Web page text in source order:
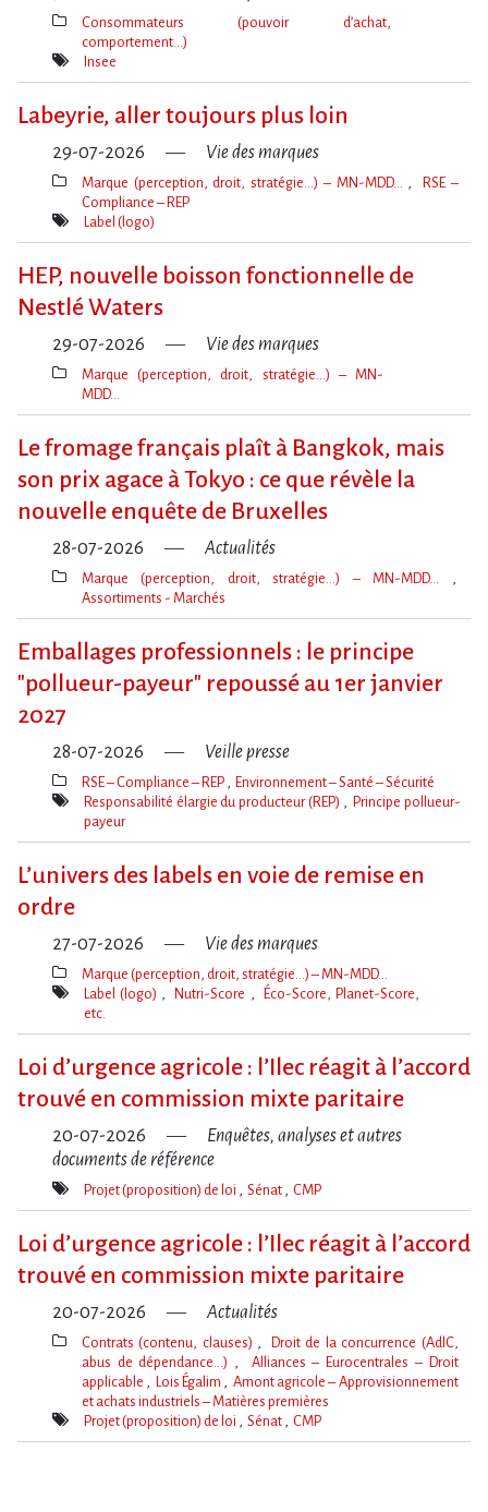
Thèmes(s)
Consommateurs (pouvoir d’achat,
comportement…)
Mot(s)-
Insee
Labeyrie, aller toujours plus loin
29-07-2026 Vie des marques
Thèmes(s)
Marque (perception, droit, stratégie…) – MN-MDD…
RSE –
Compliance – REP
Mot(s)-
Label (logo)
HEP, nouvelle boisson fonctionnelle de
Nestlé Waters
29-07-2026 Vie des marques
Thèmes(s)
Marque (perception, droit, stratégie…) – MN-
MDD…
Le fromage français plaît à Bangkok, mais
son prix agace à Tokyo : ce que révèle la
nouvelle enquête de Bruxelles
28-07-2026 Actualités
Thèmes(s)
Marque (perception, droit, stratégie…) – MN-MDD…
Assortiments - Marchés
Emballages professionnels : le principe
"pollueur-payeur" repoussé au 1er janvier
2027
28-07-2026 Veille presse
Thèmes(s)
RSE – Compliance – REP Environnement – Santé – Sécurité
Mot(s)-
Responsabilité élargie du producteur (REP)
Principe pollueur-
payeur
L’univers des labels en voie de remise en
ordre
27-07-2026 Vie des marques
Thèmes(s)
Marque (perception, droit, stratégie…) – MN-MDD…
Mot(s)-
Label (logo) Nutri-Score
Éco-Score, Planet-Score,
etc.
Loi d​‌’urgence agricole : l​‌’Ilec réagit à l​‌’accord
trouvé en commission mixte paritaire
20-07-2026
Enquêtes, analyses et autres
documents de référence
Mot(s)-
Projet (proposition) de loi Sénat CMP
Loi d​‌’urgence agricole : l​‌’Ilec réagit à l​‌’accord
trouvé en commission mixte paritaire
20-07-2026 Actualités
Thèmes(s)
Contrats (contenu, clauses)
Droit de la concurrence (AdlC,
abus de dépendance…)
Alliances – Eurocentrales – Droit
applicable
Lois Égalim
Amont agricole – Approvisionnement
et achats industriels – Matières premières
Mot(s)-
Projet (proposition) de loi Sénat CMP